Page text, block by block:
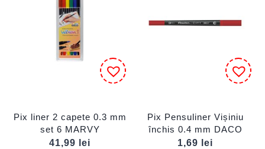
Pix liner 2 capete 0.3 mm
set 6 MARVY
41,99
lei
Pix Pensuliner Vișiniu
închis 0.4 mm DACO
1,69
lei